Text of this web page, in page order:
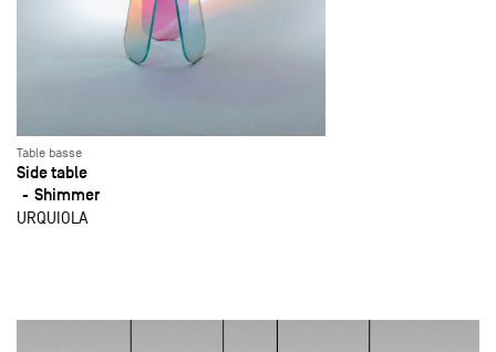
Table basse
Side table
Shimmer
URQUIOLA